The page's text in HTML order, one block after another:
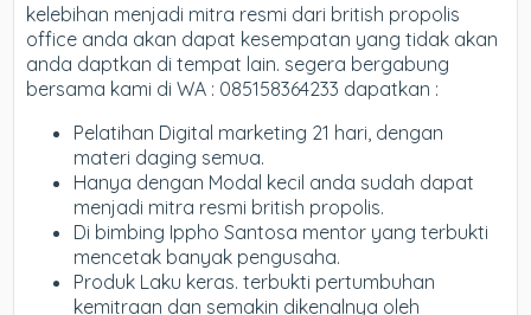
kelebihan menjadi mitra resmi dari british propolis
office anda akan dapat kesempatan yang tidak akan
anda daptkan di tempat lain. segera bergabung
bersama kami di WA : 085158364233 dapatkan :
Pelatihan Digital marketing 21 hari, dengan
materi daging semua.
Hanya dengan Modal kecil anda sudah dapat
menjadi mitra resmi british propolis.
Di bimbing Ippho Santosa mentor yang terbukti
mencetak banyak pengusaha.
Produk Laku keras. terbukti pertumbuhan
kemitraan dan semakin dikenalnya oleh